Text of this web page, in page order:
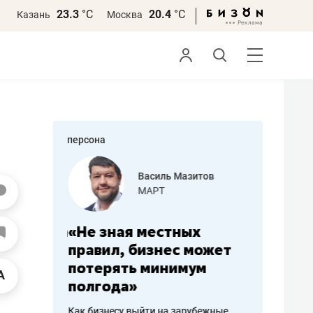
Казань 23.3 °С Москва 20.4 °С
персона
работа
Василь Мазитов
МАРТ
«Не зная местных
правил, бизнес может
потерять минимум
полгода»